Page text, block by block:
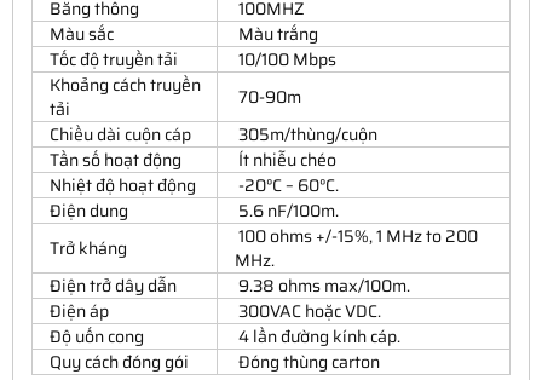
Băng thông
100MHZ
Màu sắc
Màu trắng
Tốc độ truyền tải
10/100 Mbps
Khoảng cách truyền
tải
70-90m
Chiều dài cuộn cáp
305m/thùng/cuộn
Tần số hoạt động
Ít nhiễu chéo
Nhiệt độ hoạt động
-20°C – 60°C.
Điện dung
5.6 nF/100m.
Trở kháng
100 ohms +/-15%, 1 MHz to 200
MHz.
Điện trở dây dẫn
9.38 ohms max/100m.
Điện áp
300VAC hoặc VDC.
Độ uốn cong
4 lần đường kính cáp.
Quy cách đóng gói
Đóng thùng carton